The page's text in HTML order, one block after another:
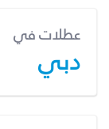
عطلات في
دبي